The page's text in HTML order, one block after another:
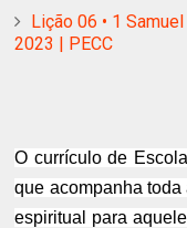
Lição 06 • 1
2023 | PECC
O currículo de
que acompanha toda
espiritual para